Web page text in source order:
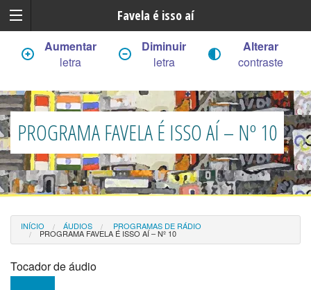
Favela é isso aí
Aumentar
letra
Diminuir
letra
Alterar
contraste
PROGRAMA FAVELA É ISSO AÍ – Nº 10
INÍCIO ÁUDIOS PROGRAMAS DE RÁDIO
PROGRAMA FAVELA É ISSO AÍ – Nº 10
Tocador de áudio